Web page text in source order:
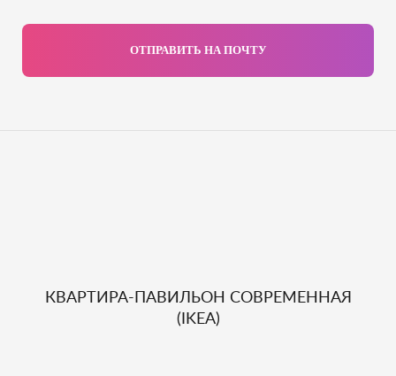
ОТПРАВИТЬ НА ПОЧТУ
КВАРТИРА-ПАВИЛЬОН СОВРЕМЕННАЯ
(IKEA)